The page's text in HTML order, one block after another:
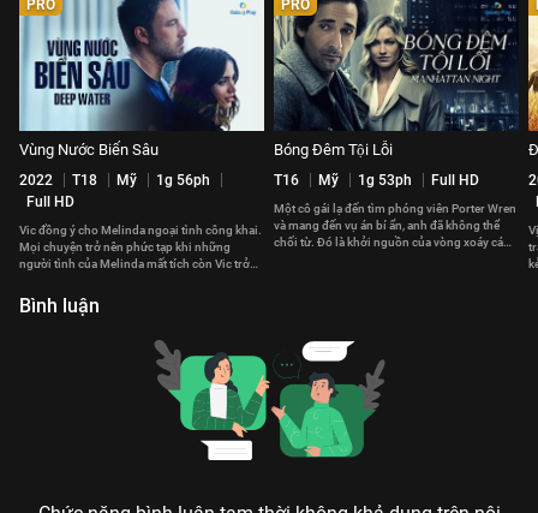
PRO
Vùng Nước Biển Sâu
2022 T18 Mỹ
1g 56ph
Full HD
Vic đồng ý cho Melinda ngoại tình công khai.
Mọi chuyện trở nên phức tạp khi những
người tình của Melinda mất tích còn Vic trở
PRO
Bóng Đêm Tội Lỗi
T16 Mỹ 1g 53ph Full HD
Một cô gái lạ đến tìm phóng viên Porter Wren
và mang đến vụ án bí ẩn, anh đã không thể
chối từ. Đó là khởi nguồn của vòng xoáy cám
Bình luận